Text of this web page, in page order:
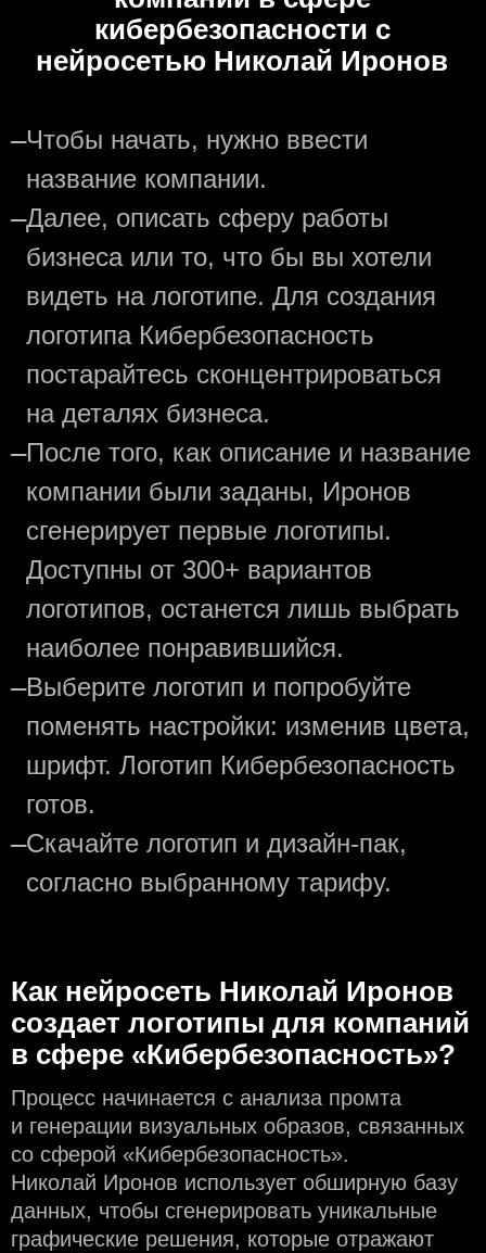
кибербезопасности с
нейросетью Николай Иронов
—Чтобы начать, нужно ввести
название компании.
—Далее, описать сферу работы
бизнеса или то, что бы вы хотели
видеть на логотипе. Для создания
логотипа Кибербезопасность
постарайтесь сконцентрироваться
на деталях бизнеса.
—После того, как описание и название
компании были заданы, Иронов
сгенерирует первые логотипы.
Доступны от 300+ вариантов
логотипов, останется лишь выбрать
наиболее понравившийся.
—Выберите логотип и попробуйте
поменять настройки: изменив цвета,
шрифт. Логотип Кибербезопасность
готов.
—Скачайте логотип и дизайн-пак,
согласно выбранному тарифу.
Как нейросеть Николай Иронов
создаeт логотипы для компаний
в сфере «Кибербезопасность»?
Процесс начинается с анализа промта
и генерации визуальных образов, связанных
со сферой «Кибербезопасность».
Николай Иронов использует обширную базу
данных, чтобы сгенерировать уникальные
графические решения, которые отражают